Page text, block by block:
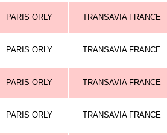
PARIS ORLY TRANSAVIA FRANCE
PARIS ORLY TRANSAVIA FRANCE
PARIS ORLY TRANSAVIA FRANCE
PARIS ORLY TRANSAVIA FRANCE